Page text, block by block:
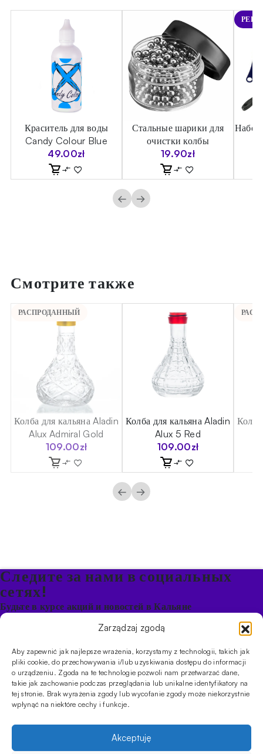
Zarządzaj zgodą
Aby zapewnić jak najlepsze wrażenia, korzystamy z technologii, takich jak
pliki cookie, do przechowywania i/lub uzyskiwania dostępu do informacji
o urządzeniu. Zgoda na te technologie pozwoli nam przetwarzać dane,
takie jak zachowanie podczas przeglądania lub unikalne identyfikatory na
tej stronie. Brak wyrażenia zgody lub wycofanie zgody może niekorzystnie
wpłynąć na niektóre cechy i funkcje.
Akceptuję
Краситель для воды
Candy Colour Blue
49.00zł
Стальные шарики для
очистки колбы
19.90zł
Набор
← →
Смотрите также
РАСПРОДАННЫЙ
Колба для кальяна Aladin
Alux Admiral Gold
109.00zł
Колба для кальяна Aladin
Alux 5 Red
109.00zł
← →
Следите за нами в социальных
сетях!
Будьте в курсе акций и новостей в Кальяне
ПРОДУКТЫ
КальяныЧашиУгли и розжигПродукты безникотиновые
ИНФОРМАЦИЯ
АКЦИИFAQФирмыПравила работы магазинаПолитика
конфиденциальности
Магазин Обучения
CYBUCH - SHISHA SKLEP